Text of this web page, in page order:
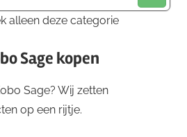
alleen deze categorie
Sage kopen
Sage? Wij zetten
op een rijtje.